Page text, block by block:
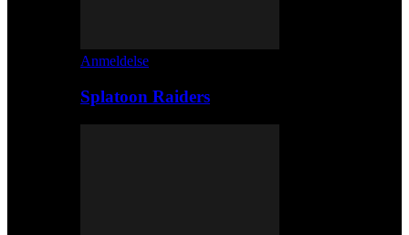
Anmeldelse
Splatoon Raiders